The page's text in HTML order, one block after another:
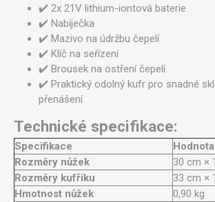
✔️ 2x 21V lithium-iontová baterie
✔️ Nabíječka
✔️ Mazivo na údržbu čepelí
✔️ Klíč na seřízení
✔️ Brousek na ostření čepelí
✔️ Praktický odolný kufr pro snadné
přenášení
Technické specifikace:
Specifikace
Hodnota
Rozměry nůžek
30 cm ×
Rozměry kufříku
33 cm ×
Hmotnost nůžek
0,90 kg